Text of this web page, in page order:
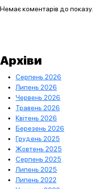
Немає коментарів до показу.
Архіви
Серпень 2026
Липень 2026
Червень 2026
Травень 2026
Квітень 2026
Березень 2026
Грудень 2025
Жовтень 2025
Серпень 2025
Липень 2025
Липень 2022